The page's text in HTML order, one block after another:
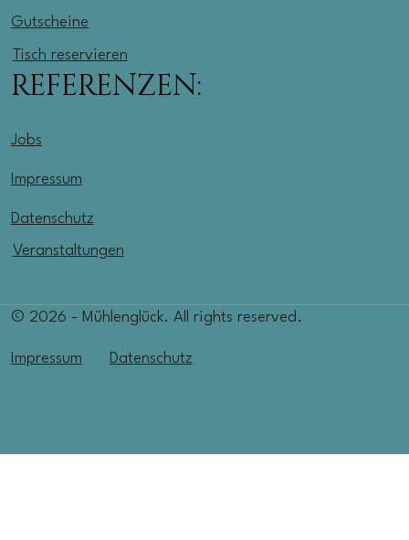
Gutscheine
Tisch reservieren
REFERENZEN:
Jobs
Impressum
Datenschutz
Veranstaltungen
© 2026 - Mühlenglück. All rights reserved.
Impressum Datenschutz